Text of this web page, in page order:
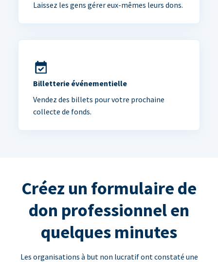
Laissez les gens gérer eux-mêmes leurs dons.
Billetterie événementielle
Vendez des billets pour votre prochaine
collecte de fonds.
Créez un formulaire de
don professionnel en
quelques minutes
Les organisations à but non lucratif ont constaté une